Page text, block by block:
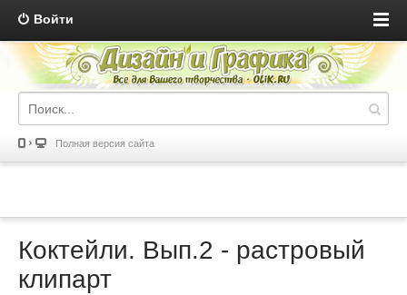
Войти
Полная версия сайта
Коктейли. Вып.2 - растровый
клипарт